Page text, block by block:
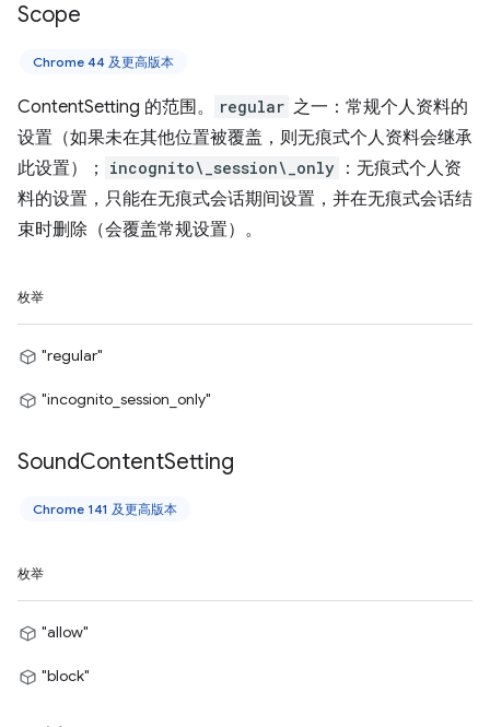
Scope
Chrome 44 及更高版本
ContentSetting 的范围。 regular 之一：常规个人资料的
设置（如果未在其他位置被覆盖，则无痕式个人资料会继承
此设置）；
incognito\_session\_only ：无痕式个人资
料的设置，只能在无痕式会话期间设置，并在无痕式会话结
束时删除（会覆盖常规设置）。
枚举
"regular"
"incognito_session_only"
SoundContentSetting
Chrome 141 及更高版本
枚举
"allow"
"block"